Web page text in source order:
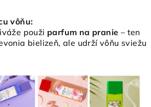
vôňu:
použi parfum na pranie – ten
bielizeň, ale udrží vôňu sviežu